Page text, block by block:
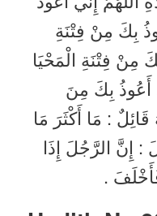
بِكَ مِنْ فِتْنَةِ
مِنْ فِتْنَةِ الْمَحْيَا
أَعُوذُ بِكَ مِنَ
: مَا أَكْثَرَ مَا
: إِنَّ الرَّجُلَ إِذَا
.